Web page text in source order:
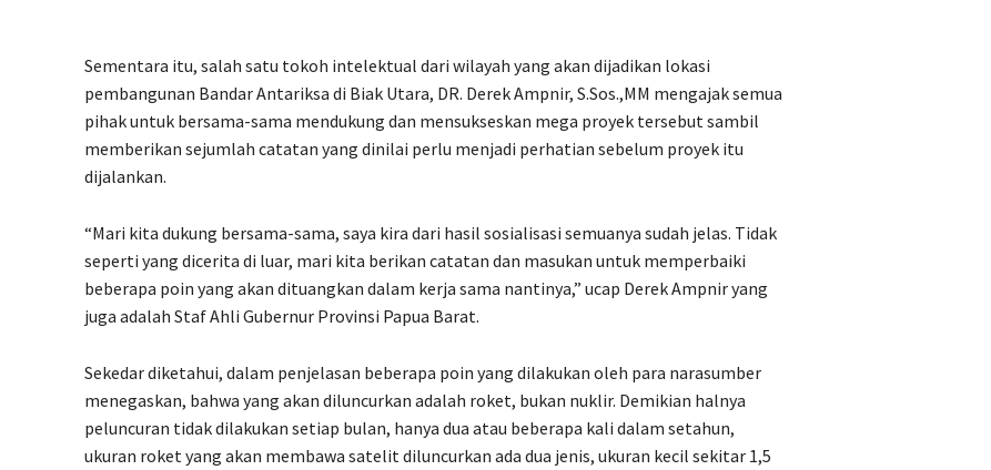
Sementara itu, salah satu tokoh intelektual dari wilayah yang akan dijadikan lokasi
pembangunan Bandar Antariksa di Biak Utara, DR. Derek Ampnir, S.Sos.,MM mengajak semua
pihak untuk bersama-sama mendukung dan mensukseskan mega proyek tersebut sambil
memberikan sejumlah catatan yang dinilai perlu menjadi perhatian sebelum proyek itu
dijalankan.
“Mari kita dukung bersama-sama, saya kira dari hasil sosialisasi semuanya sudah jelas. Tidak
seperti yang dicerita di luar, mari kita berikan catatan dan masukan untuk memperbaiki
beberapa poin yang akan dituangkan dalam kerja sama nantinya,” ucap Derek Ampnir yang
juga adalah Staf Ahli Gubernur Provinsi Papua Barat.
Sekedar diketahui, dalam penjelasan beberapa poin yang dilakukan oleh para narasumber
menegaskan, bahwa yang akan diluncurkan adalah roket, bukan nuklir. Demikian halnya
peluncuran tidak dilakukan setiap bulan, hanya dua atau beberapa kali dalam setahun,
ukuran roket yang akan membawa satelit diluncurkan ada dua jenis, ukuran kecil sekitar 1,5